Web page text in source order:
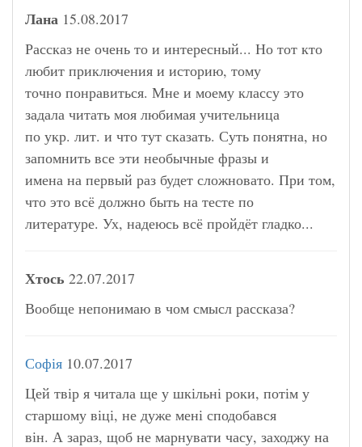
Лана 15.08.2017
Рассказ не очень то и интересный... Но тот кто
любит приключения и историю, тому
точно понравиться. Мне и моему классу это
задала читать моя любимая учительница
по укр. лит. и что тут сказать. Суть понятна, но
запомнить все эти необычные фразы и
имена на первый раз будет сложновато. При том,
что это всё должно быть на тесте по
литературе. Ух, надеюсь всё пройдёт гладко...
Хтось 22.07.2017
Вообще непонимаю в чом смысл рассказа?
Софія 10.07.2017
Цей твір я читала ще у шкільні роки, потім у
старшому віці, не дуже мені сподобався
він. А зараз, щоб не марнувати часу, заходжу на